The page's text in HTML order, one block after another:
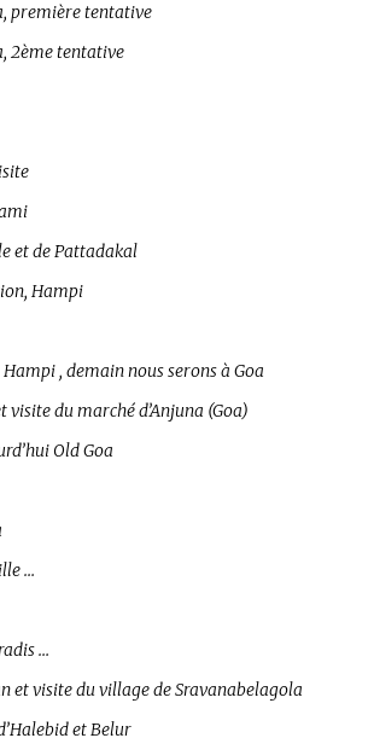
première tentative
2ème tentative
et de Pattadakal
Hampi
, demain nous serons à Goa
visite du marché d’Anjuna (Goa)
Old Goa
…
…
et visite du village de Sravanabelagola
et Belur